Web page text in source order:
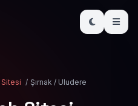
Sitesi / Şırnak / Uludere